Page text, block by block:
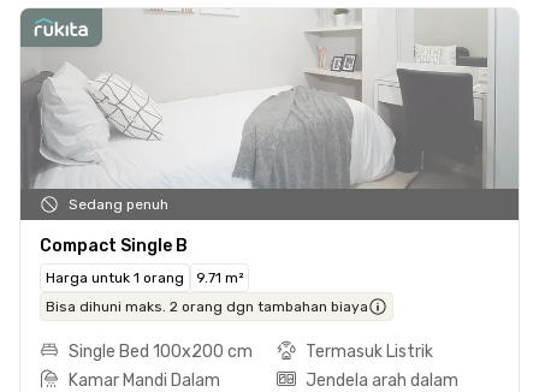
Sedang penuh
Compact Single B
Harga untuk 1 orang
9.71 m²
Bisa dihuni maks. 2 orang dgn tambahan biaya
Single Bed 100x200 cm
Termasuk Listrik
Kamar Mandi Dalam
Jendela arah dalam